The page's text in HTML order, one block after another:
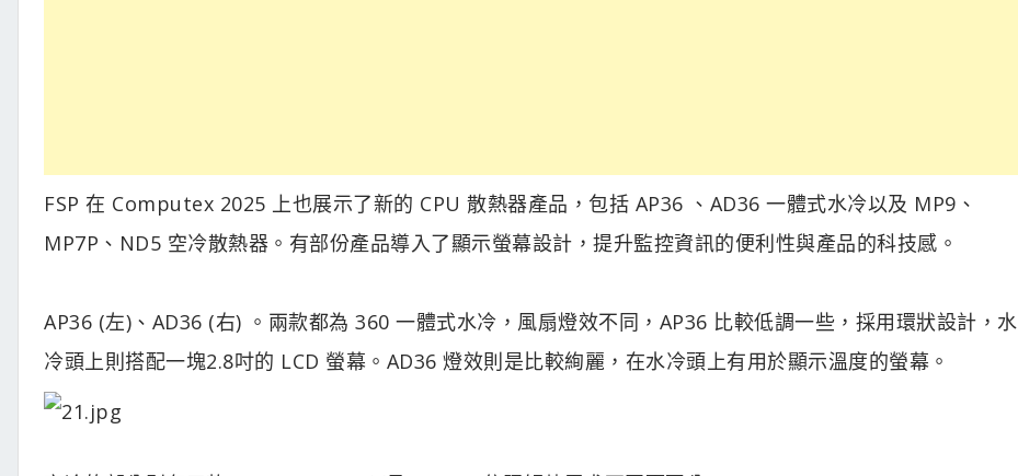
FSP 在 Computex 2025 上也展示了新的 CPU 散熱器產品，包括 AP36 、AD36 一體式水冷以及 MP9、
MP7P、ND5 空冷散熱器。有部份產品導入了顯示螢幕設計，提升監控資訊的便利性與產品的科技感。
AP36 (左)、AD36 (右) 。兩款都為 360 一體式水冷，風扇燈效不同，AP36 比較低調一些，採用環狀設計，水
冷頭上則搭配一塊2.8吋的 LCD 螢幕。AD36 燈效則是比較絢麗，在水冷頭上有用於顯示溫度的螢幕。